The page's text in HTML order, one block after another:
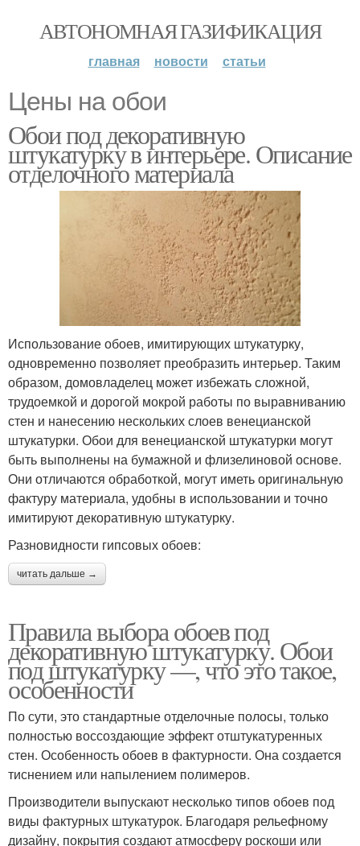
АВТОНОМНАЯ ГАЗИФИКАЦИЯ
главная новости статьи
Цены на обои
Обои под декоративную
штукатурку в интерьере. Описание
отделочного материала
Использование обоев, имитирующих штукатурку,
одновременно позволяет преобразить интерьер. Таким
образом, домовладелец может избежать сложной,
трудоемкой и дорогой мокрой работы по выравниванию
стен и нанесению нескольких слоев венецианской
штукатурки. Обои для венецианской штукатурки могут
быть выполнены на бумажной и флизелиновой основе.
Они отличаются обработкой, могут иметь оригинальную
фактуру материала, удобны в использовании и точно
имитируют декоративную штукатурку.
Разновидности гипсовых обоев:
читать дальше →
Правила выбора обоев под
декоративную штукатурку. Обои
под штукатурку —, что это такое,
особенности
По сути, это стандартные отделочные полосы, только
полностью воссоздающие эффект отштукатуренных
стен. Особенность обоев в фактурности. Она создается
тиснением или напылением полимеров.
Производители выпускают несколько типов обоев под
виды фактурных штукатурок. Благодаря рельефному
дизайну, покрытия создают атмосферу роскоши или